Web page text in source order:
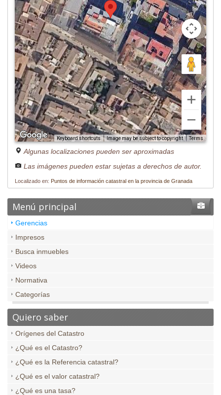
Keyboard shortcuts Image may be subject to copyright Terms
Algunas localizaciones pueden ser aproximadas
Las imágenes pueden estar sujetas a derechos de autor.
Localizado en: Puntos de información catastral en la provincia de Granada
Menú principal
Gerencias
Impresos
Busca inmuebles
Videos
Normativa
Categorías
Quiero saber
Orígenes del Catastro
¿Qué es el Catastro?
¿Qué es la Referencia catastral?
¿Qué es el valor catastral?
¿Qué es una tasa?